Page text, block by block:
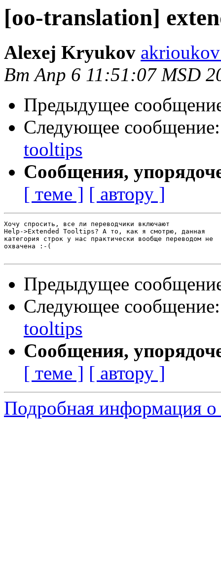
[oo-translation]
Alexej Kryukov
Вт Апр 6 11:51:07 MSD
Предыдущее
Следующее
tooltips
Сообщения,
[ теме ] [ автору ]
Хочу спросить, все ли переводчики включают
Help->Extended Tooltips? А то, как я смотрю, данная
категория строк у нас практически вообще переводом не
охвачена :-(
Предыдущее
Следующее
tooltips
Сообщения,
[ теме ] [ автору ]
Подробная информация о